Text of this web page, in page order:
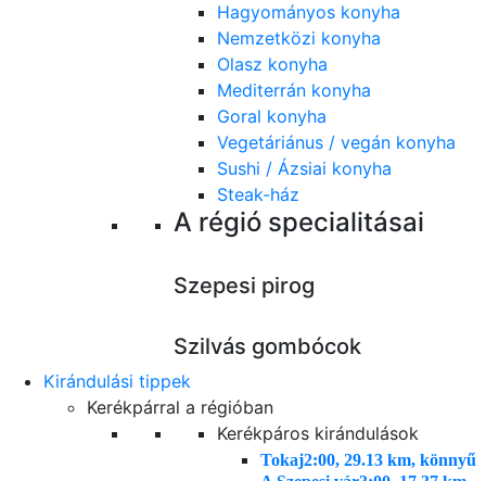
Hagyományos konyha
Nemzetközi konyha
Olasz konyha
Mediterrán konyha
Goral konyha
Vegetáriánus / vegán konyha
Sushi / Ázsiai konyha
Steak-ház
A régió specialitásai
Szepesi pirog
Szilvás gombócok
Kirándulási tippek
Kerékpárral a régióban
Kerékpáros kirándulások
Tokaj2:00, 29.13 km, könnyű